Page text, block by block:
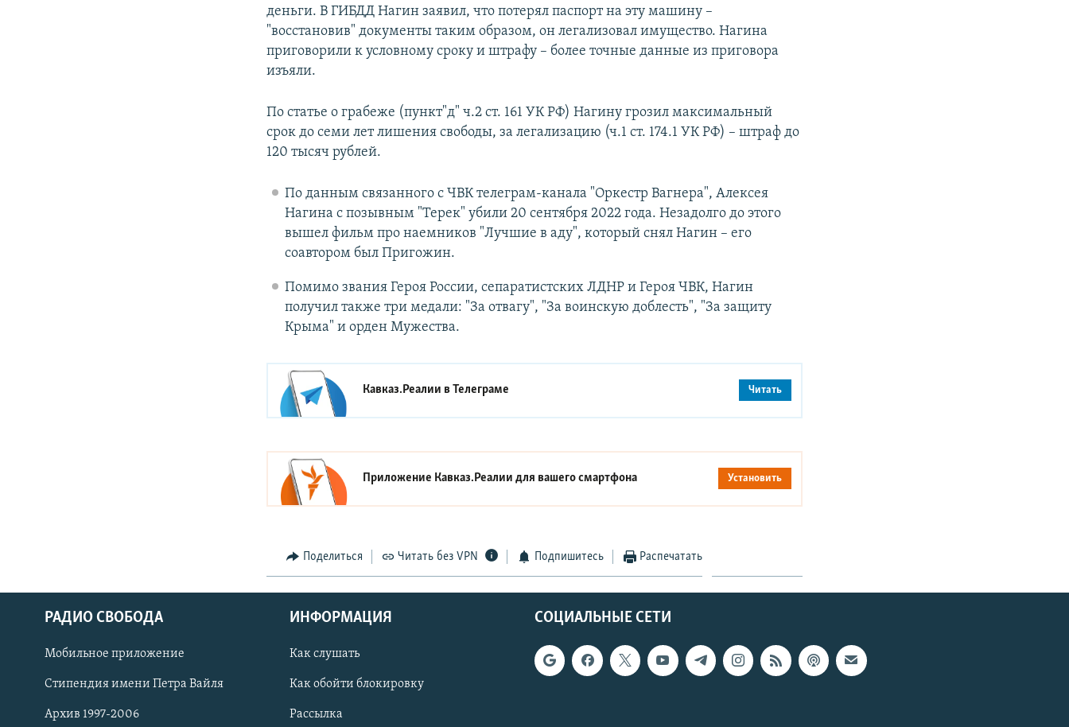
СОЦИАЛЬНЫЕ СЕТИ
деньги. В ГИБДД Нагин заявил, что потерял паспорт на эту машину –
"восстановив" документы таким образом, он легализовал имущество. Нагина
приговорили к условному сроку и штрафу – более точные данные из приговора
изъяли.
По статье о грабеже (пункт"д" ч.2 ст. 161 УК РФ) Нагину грозил максимальный
срок до семи лет лишения свободы, за легализацию (ч.1 ст. 174.1 УК РФ) – штраф до
120 тысяч рублей.
По данным связанного с ЧВК телеграм-канала "Оркестр Вагнера", Алексея
Нагина с позывным "Терек" убили 20 сентября 2022 года. Незадолго до этого
вышел фильм про наемников "Лучшие в аду", который снял Нагин – его
соавтором был Пригожин.
Помимо звания Героя России, сепаратистских ЛДНР и Героя ЧВК, Нагин
получил также три медали: "За отвагу", "За воинскую доблесть", "За защиту
Крыма" и орден Мужества.
Кавказ.Реалии вТелеграме Читать
Приложение Кавказ.Реалии для вашего смартфона Установить
Поделиться Читать без VPN Подпишитесь Распечатать
СОЦИАЛЬНЫЕ СЕТИ
РАДИО СВОБОДА
Мобильное приложение
Стипендия имени Петра Вайля
Архив 1997-2006
ИНФОРМАЦИЯ
Как слушать
Как обойти блокировку
Рассылка